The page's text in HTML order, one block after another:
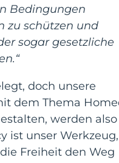
Bedingungen
zu schützen und
sogar gesetzliche
doch unsere
dem Thema
werden also
ist unser
Freiheit den Weg